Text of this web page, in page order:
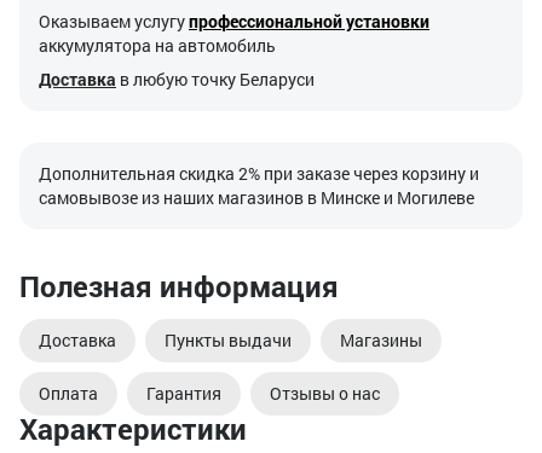
Характеристики
Оказываем услугупрофессиональной установки
аккумулятора на автомобиль
Доставка в любую точку Беларуси
Дополнительная скидка 2% при заказе через корзину и
самовывозе из наших магазинов в Минске и Могилеве
Полезная информация
Доставка Пункты выдачи Магазины
Оплата Гарантия Отзывы о нас